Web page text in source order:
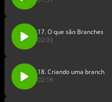
17. O que são Branches
02:03
18. Criando uma branch
02:18